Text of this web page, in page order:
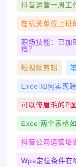
抖音运营一周工
在机关单位上班
职场技能：已加
档？
短视频剪辑
Excel如何实现
可以修眉毛的p
Excel两个表格
抖音公司运营培
Wps定位条件在